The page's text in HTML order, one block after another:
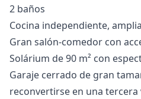
2 baños
Cocina independiente,
Gran salón-comedor con
Solárium de 90 m² con
Garaje cerrado de gran
reconvertirse en una